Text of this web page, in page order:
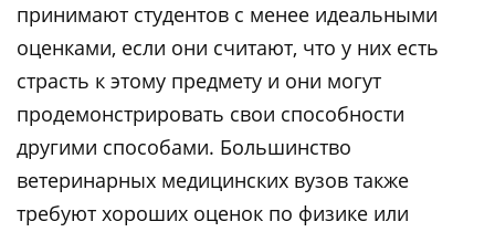
принимают студентов с менее идеальными
оценками, если они считают, что у них есть
страсть к этому предмету и они могут
продемонстрировать свои способности
другими способами. Большинство
ветеринарных медицинских вузов также
требуют хороших оценок по физике или